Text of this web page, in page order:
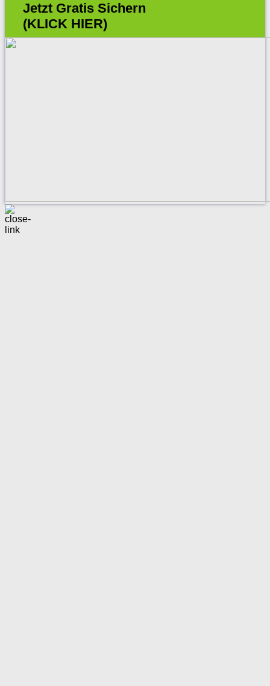
Jetzt Gratis Sichern
(KLICK HIER)